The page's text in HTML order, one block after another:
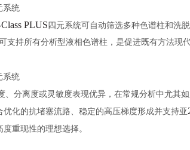
系统
PLUS四元系统可自动筛选多种色谱柱和洗
支持所有分析型液相色谱柱，是促进既有方法现
系统
、分离度或灵敏度表现优异，在常规分析中尤其如
优化的抗堵塞流路、稳定的高压梯度形成并支持亚
重现性的理想选择。